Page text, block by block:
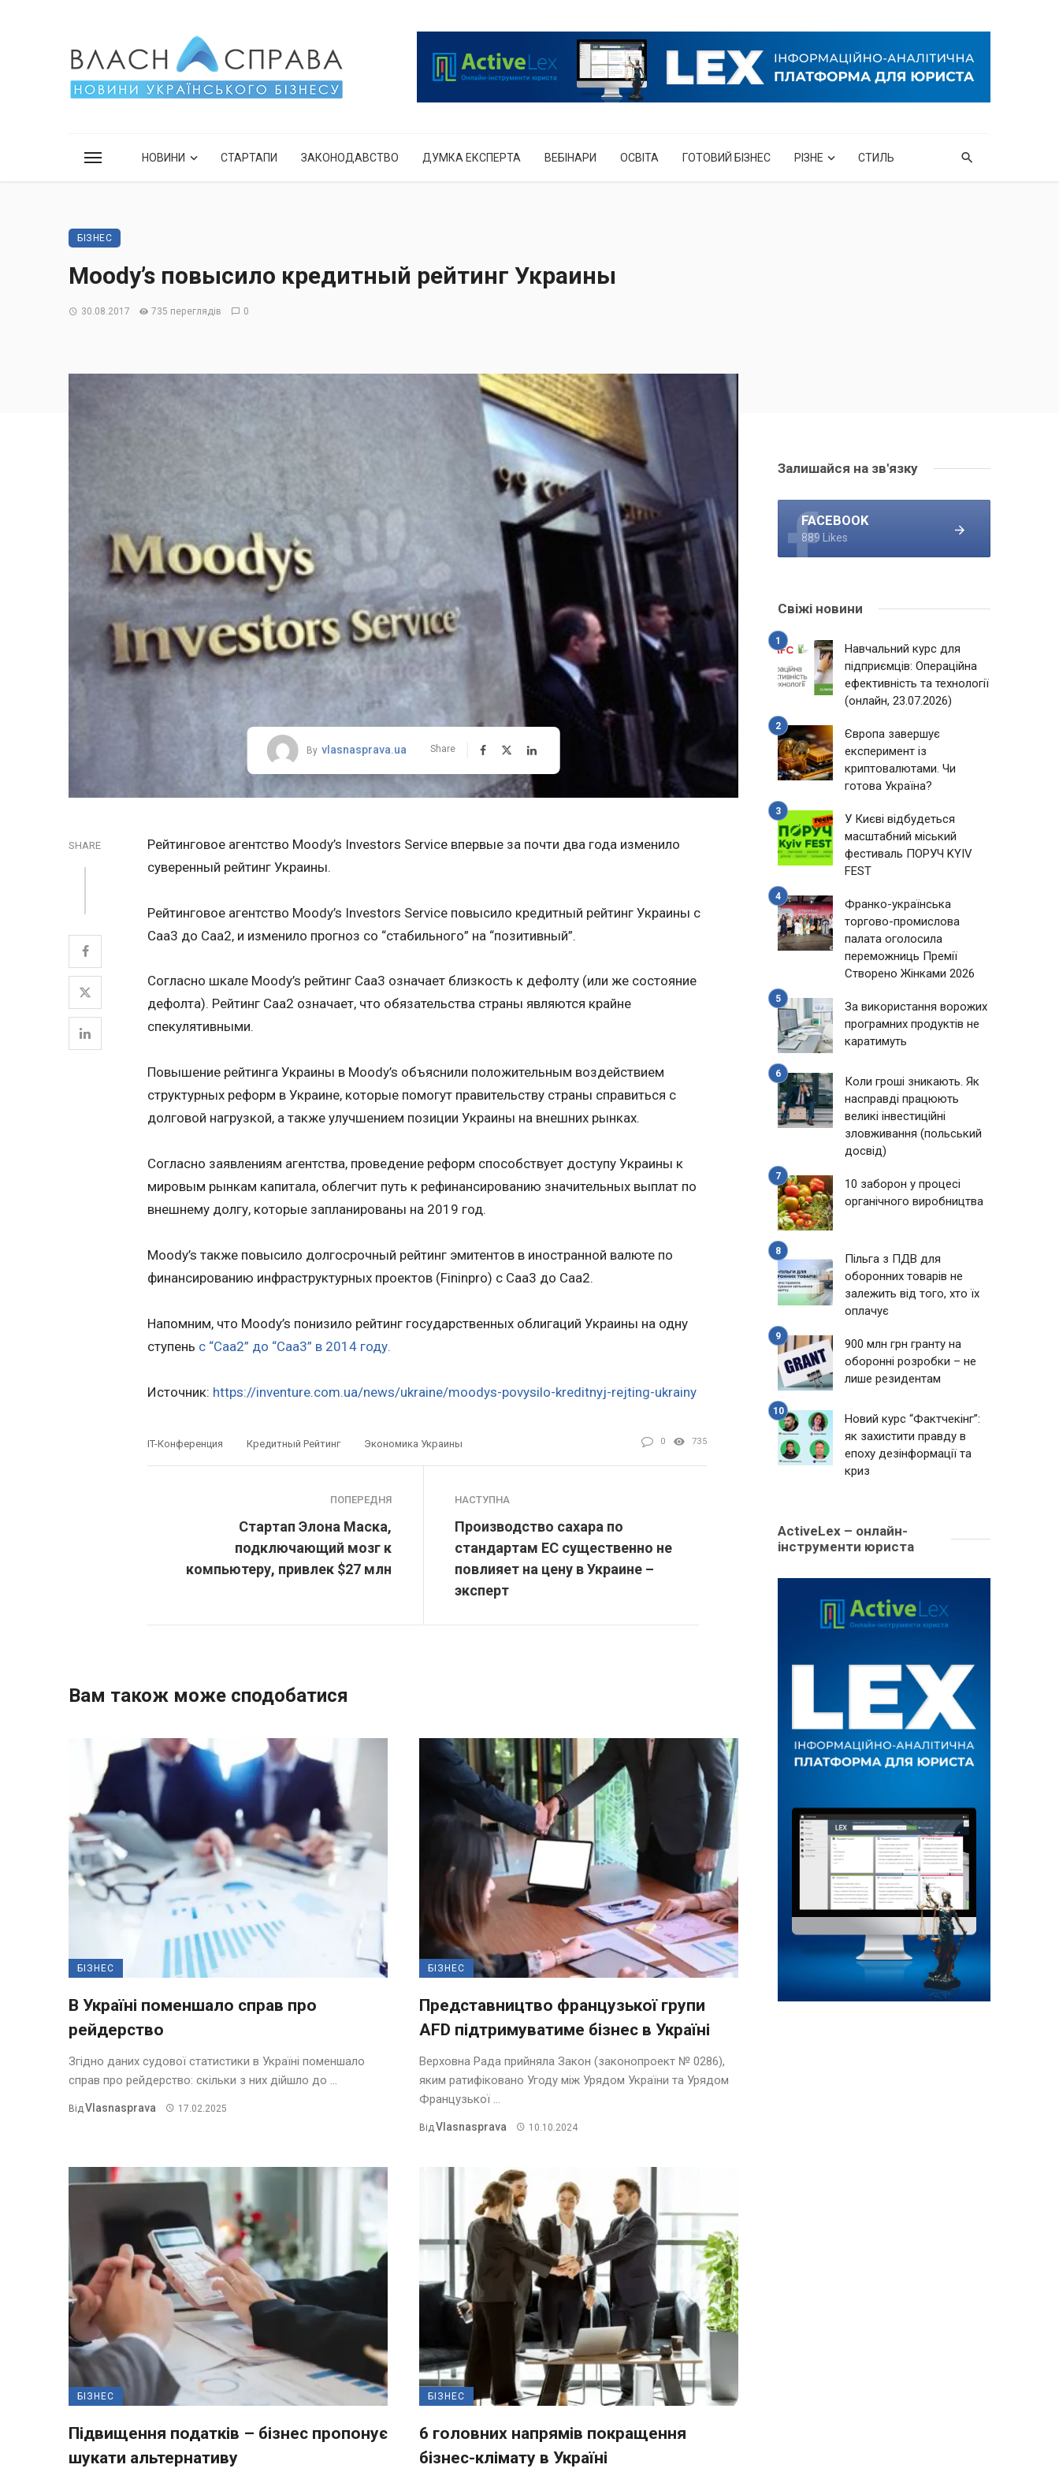
НОВИНИ СТАРТАПИ ЗАКОНОДАВСТВО ДУМКА ЕКСПЕРТА ВЕБІНАРИ ОСВІТА ГОТОВИЙ БІЗНЕС РІЗНЕ СТИЛЬ
БІЗНЕС
Moody’s повысило кредитный рейтинг Украины
30.08.2017 735 переглядів 0
By vlasnasprava.ua Share
SHARE
Рейтинговое агентство Moody’s Investors Service впервые за почти два года изменило
суверенный рейтинг Украины.
Рейтинговое агентство Moody’s Investors Service повысило кредитный рейтинг Украины с
Caa3 до Caa2, и изменило прогноз со “стабильного” на “позитивный”.
Согласно шкале Moody’s рейтинг Саа3 означает близкость к дефолту (или же состояние
дефолта). Рейтинг Саа2 означает, что обязательства страны являются крайне
спекулятивными.
Повышение рейтинга Украины в Moody’s объяснили положительным воздействием
структурных реформ в Украине, которые помогут правительству страны справиться с
долговой нагрузкой, а также улучшением позиции Украины на внешних рынках.
Согласно заявлениям агентства, проведение реформ способствует доступу Украины к
мировым рынкам капитала, облегчит путь к рефинансированию значительных выплат по
внешнему долгу, которые запланированы на 2019 год.
Moody’s также повысило долгосрочный рейтинг эмитентов в иностранной валюте по
финансированию инфраструктурных проектов (Fininpro) с Caa3 до Caa2.
Напомним, что Moody’s понизило рейтинг государственных облигаций Украины на одну
ступень с “Саа2” до “Саа3” в 2014 году.
Источник: https://inventure.com.ua/news/ukraine/moodys-povysilo-kreditnyj-rejting-ukrainy
IT-Конференция Кредитный Рейтинг Экономика Украины 0 735
ПОПЕРЕДНЯ
Стартап Элона Маска,
подключающий мозг к
компьютеру, привлек $27 млн
НАСТУПНА
Производство сахара по
стандартам ЕС существенно не
повлияет на цену в Украине –
эксперт
Вам також може сподобатися
БІЗНЕС
В Україні поменшало справ про
рейдерство
Згідно даних судової статистики в Україні поменшало
справ про рейдерство: скільки з них дійшло до ...
Від Vlasnasprava 17.02.2025
БІЗНЕС
Представництво французької групи
AFD підтримуватиме бізнес в Україні
Верховна Рада прийняла Закон (законопроект № 0286),
яким ратифіковано Угоду між Урядом України та Урядом
Французької ...
Від Vlasnasprava 10.10.2024
БІЗНЕС
Підвищення податків – бізнес пропонує
шукати альтернативу
БІЗНЕС
6 головних напрямів покращення
бізнес-клімату в Україні
Залишайся на зв'язку
FACEBOOK
889 Likes
Свіжі новини
Навчальний курс для
підприємців: Операційна
ефективність та технології
(онлайн, 23.07.2026)
Європа завершує
експеримент із
криптовалютами. Чи
готова Україна?
У Києві відбудеться
масштабний міський
фестиваль ПОРУЧ KYIV
FEST
Франко-українська
торгово-промислова
палата оголосила
переможниць Премії
Створено Жінками 2026
За використання ворожих
програмних продуктів не
каратимуть
Коли гроші зникають. Як
насправді працюють
великі інвестиційні
зловживання (польський
досвід)
10 заборон у процесі
органічного виробництва
Пільга з ПДВ для
оборонних товарів не
залежить від того, хто їх
оплачує
900 млн грн гранту на
оборонні розробки – не
лише резидентам
Новий курс “Фактчекінг”:
як захистити правду в
епоху дезінформації та
криз
ActiveLex – онлайн-
інструменти юриста